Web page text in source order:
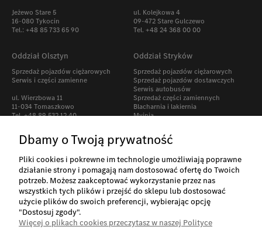
Jeżewo Stare 5
16-080 Tykocin
Tel.: +48 85 733 65 90
ul. Kolejkowa 4
09-472 Stare Gulczewo
Tel. +48 24 368 00 00
Oddział Olsztyn
Sprzedaż pojazdów ciężarowych
Serwis i części zamienne
ul. Wierzbowa 11
11-034 Tomaszkowo
Tel. +48 89 532 12 40
Oddział Stryków
Sprzedaż pojazdów ciężarowych
Sprzedaż pojazdów dostawczych
Serwis autobusów
Sprzedaż części zamiennych
Blacharnia i lakiernia
Myjnia
Smolice 1L
Tel. +48 42 280 24 00
O nas
Dbamy o Twoją prywatność
Pliki cookies i pokrewne im technologie umożliwiają poprawne
działanie strony i pomagają nam dostosować ofertę do Twoich
potrzeb. Możesz zaakceptować wykorzystanie przez nas
wszystkich tych plików i przejść do sklepu lub dostosować
użycie plików do swoich preferencji, wybierając opcję
"Dostosuj zgody".
Więcej o plikach cookies przeczytasz w naszej Polityce